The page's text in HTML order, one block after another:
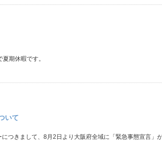
期休暇です。
いて
つきまして、8月2日より大阪府全域に「緊急事態宣言